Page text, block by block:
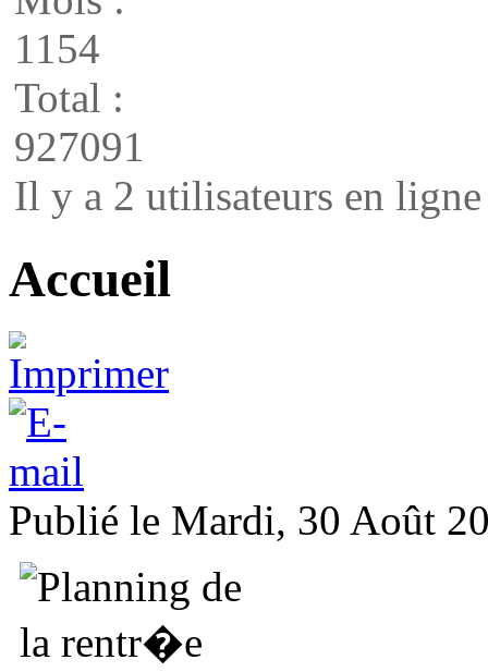
1154
Total :
927091
Il y a 2 utilisateurs en ligne
Accueil
Publié le Mardi, 30 Août